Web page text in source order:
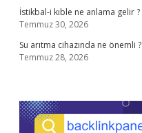
İstikbal-i kıble ne anlama gelir ?
Temmuz 30, 2026
Su arıtma cihazında ne önemli ?
Temmuz 28, 2026